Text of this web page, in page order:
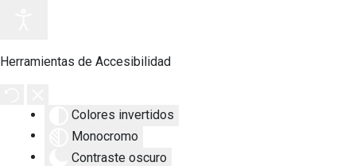
Herramientas de Accesibilidad
Colores invertidos
Monocromo
Contraste oscuro